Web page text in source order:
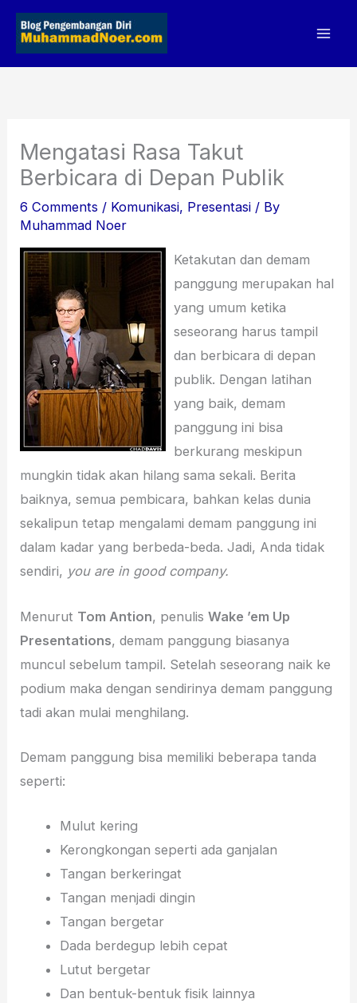
Skip
Mengatasi Rasa Takut
Berbicara di Depan Publik
6 Comments / Komunikasi, Presentasi / By
Muhammad Noer
Ketakutan dan demam
panggung merupakan hal
yang umum ketika
seseorang harus tampil
dan berbicara di depan
publik. Dengan latihan
yang baik, demam
panggung ini bisa
berkurang meskipun
mungkin tidak akan hilang sama sekali. Berita
baiknya, semua pembicara, bahkan kelas dunia
sekalipun tetap mengalami demam panggung ini
dalam kadar yang berbeda-beda. Jadi, Anda tidak
sendiri, you are in good company.
Menurut Tom Antion, penulisWake ’em Up
Presentations, demam panggung biasanya
muncul sebelum tampil. Setelah seseorang naik ke
podium maka dengan sendirinya demam panggung
tadi akan mulai menghilang.
Demam panggung bisa memiliki beberapa tanda
seperti:
Mulut kering
Kerongkongan seperti ada ganjalan
Tangan berkeringat
Tangan menjadi dingin
Tangan bergetar
Dada berdegup lebih cepat
Lutut bergetar
Dan bentuk-bentuk fisik lainnya